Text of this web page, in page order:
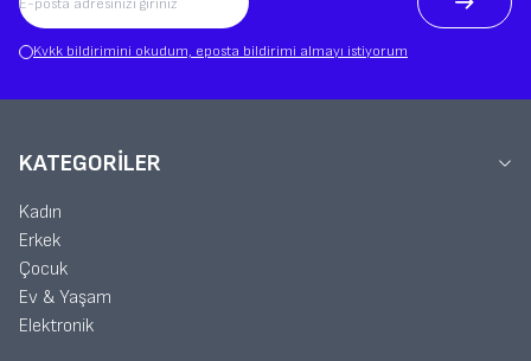
Kvkk bildirimini okudum, eposta bildirimi almayı istiyorum
KATEGORILER
Kadın
Erkek
Çocuk
Ev & Yaşam
Elektronik